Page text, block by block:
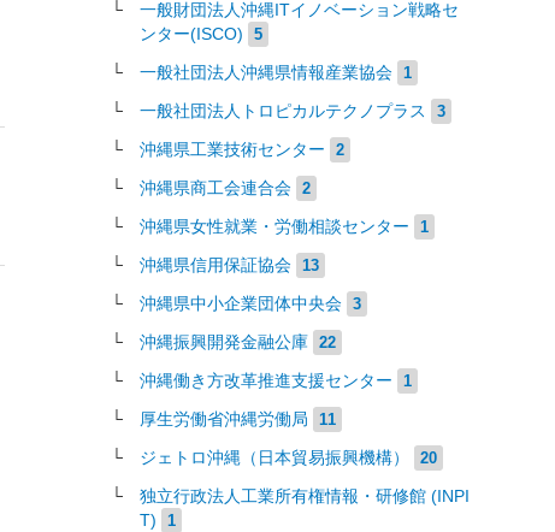
一般財団法人沖縄ITイノベーション戦略セ
ンター(ISCO)
5
一般社団法人沖縄県情報産業協会 1
一般社団法人トロピカルテクノプラス 3
沖縄県工業技術センター 2
沖縄県商工会連合会 2
沖縄県女性就業・労働相談センター 1
沖縄県信用保証協会 13
沖縄県中小企業団体中央会 3
沖縄振興開発金融公庫 22
沖縄働き方改革推進支援センター 1
厚生労働省沖縄労働局 11
ジェトロ沖縄（日本貿易振興機構） 20
独立行政法人工業所有権情報・研修館 (INPI
T)
1